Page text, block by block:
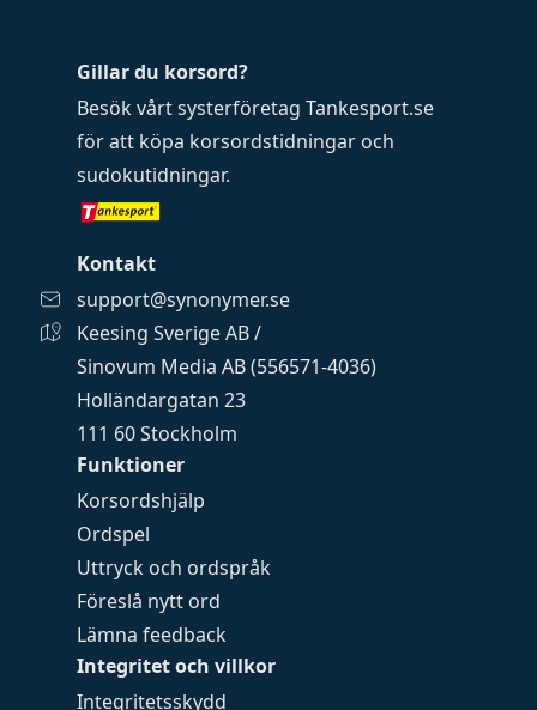
Funktioner
Korsordshjälp
Ordspel
Uttryck och ordspråk
Föreslå nytt ord
Lämna feedback
Integritet och villkor
Integritetsskydd
Gillar du korsord?
Besök vårt systerföretag Tankesport.se
för att köpa korsordstidningar och
sudokutidningar.
Kontakt
support@synonymer.se
Keesing Sverige AB /
Sinovum Media AB (556571-4036)
Holländargatan 23
111 60 Stockholm